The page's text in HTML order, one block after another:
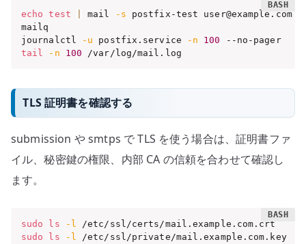
echo test mail -s postfix-test user@example.com
mailq
journalctl
-u postfix.service -n 100
--no-pager
tail
-n 100 /var/log/mail.log
TLS 証明書を確認する
submission や smtps で TLS を使う場合は、証明書ファ
イル、秘密鍵の権限、内部 CA の信頼を合わせて確認し
ます。
sudo ls -l
sudo
ls -l /etc/ssl/private/mail.example.com.key